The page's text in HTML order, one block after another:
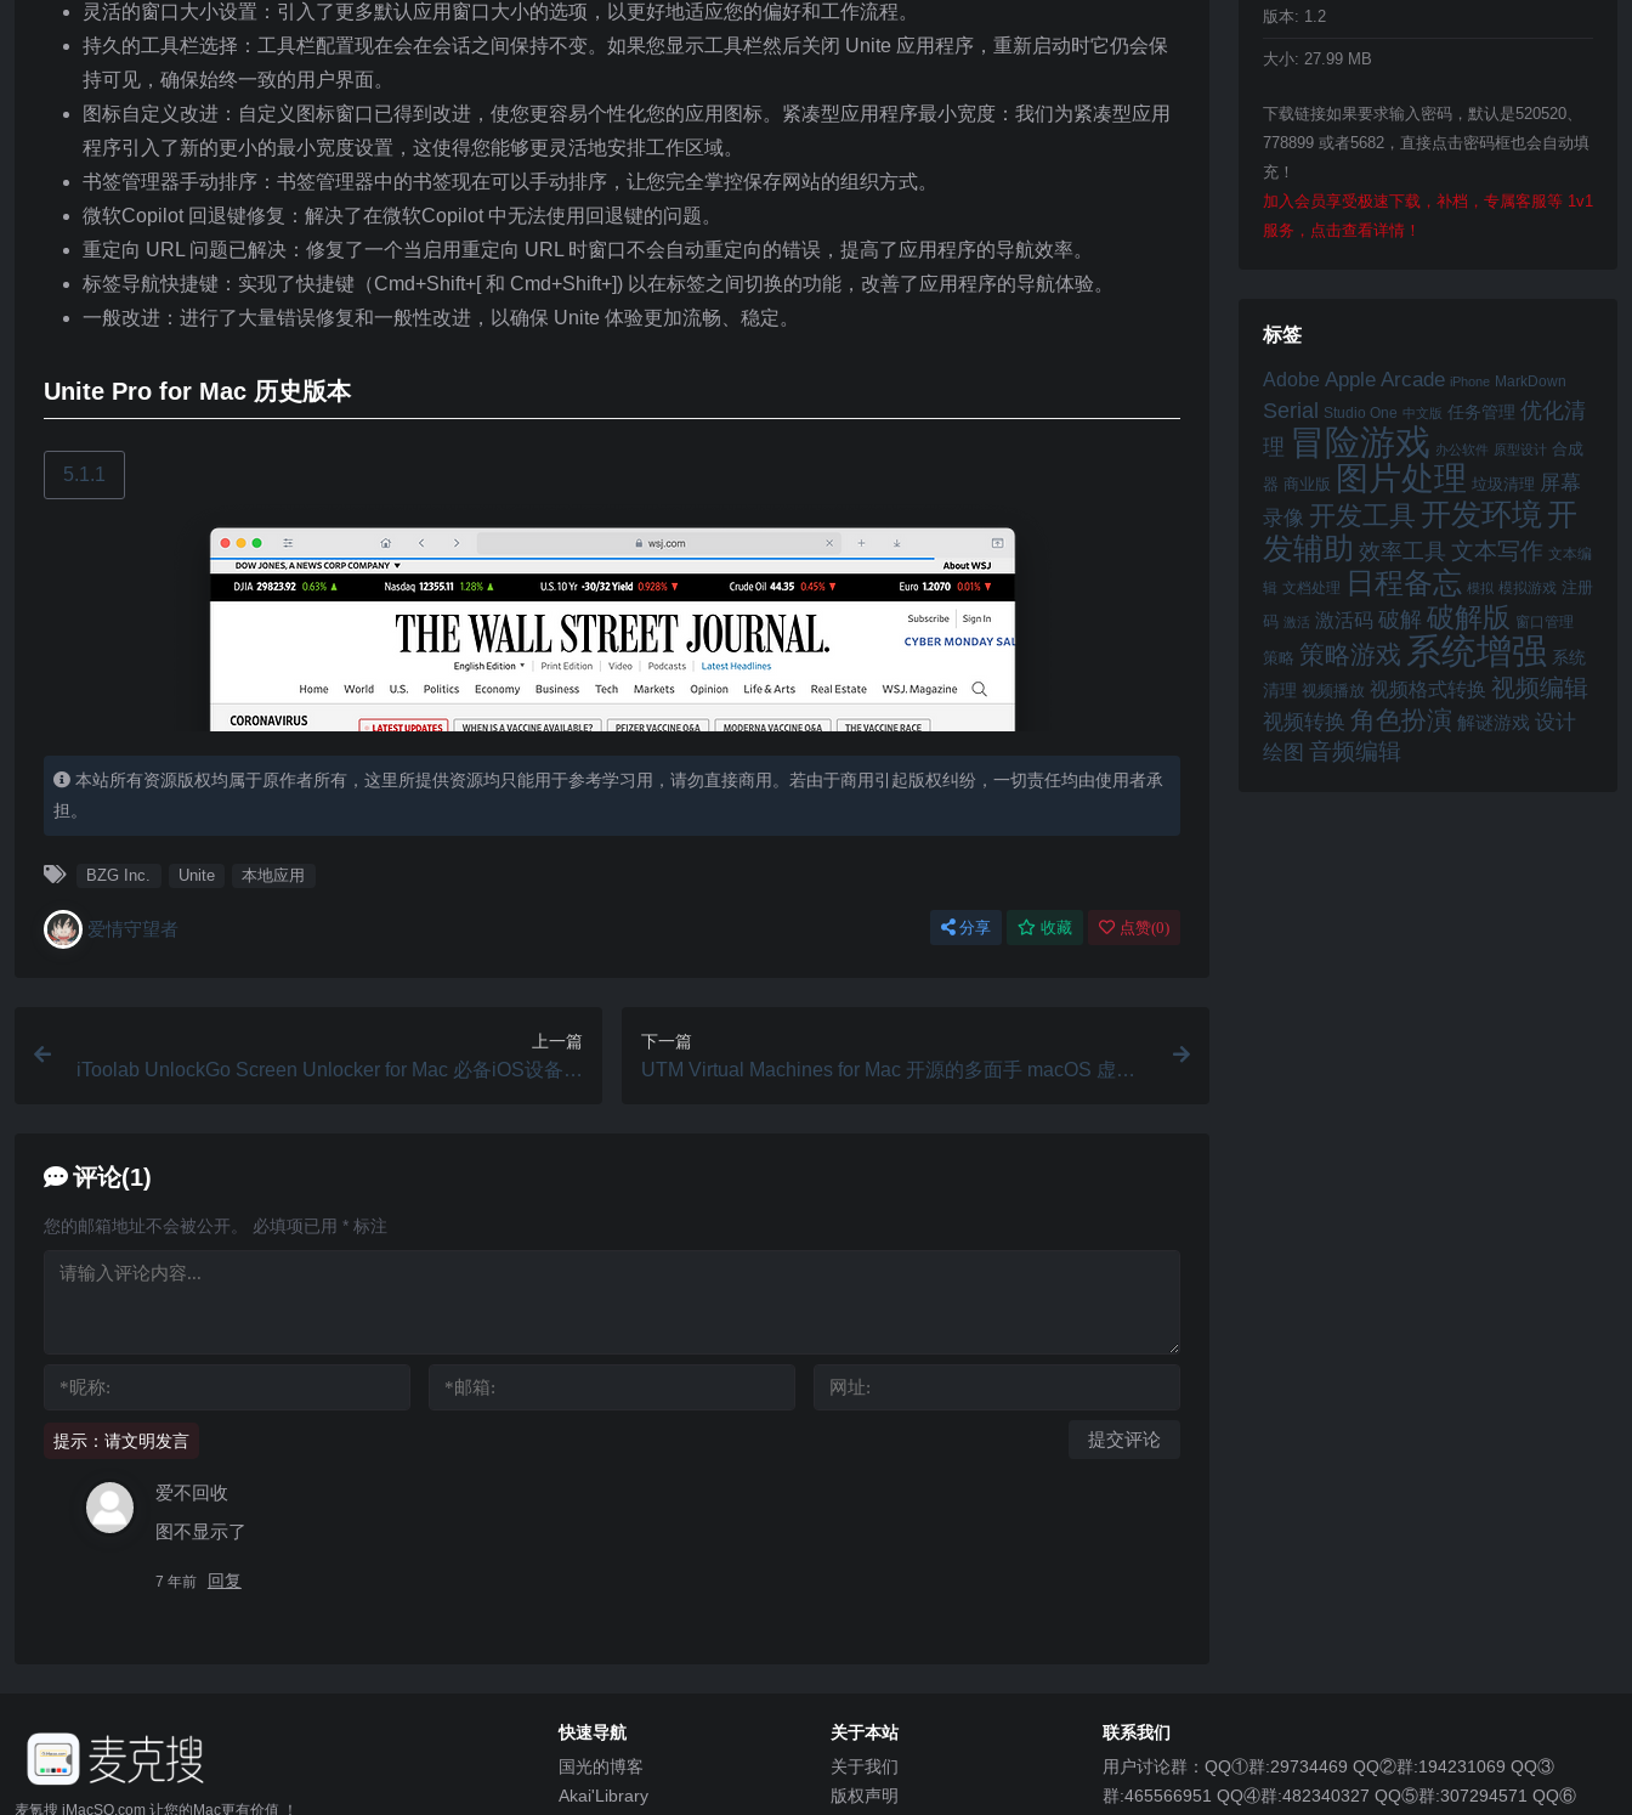
灵活的窗口大小设置：引入了更多默认应用窗口大小的选项，以更好地适应您的偏好和工作流程。
持久的工具栏选择：工具栏配置现在会在会话之间保持不变。如果您显示工具栏然后关闭 Unite 应用程序，重新启动时它仍会保
持可见，确保始终一致的用户界面。
图标自定义改进：自定义图标窗口已得到改进，使您更容易个性化您的应用图标。紧凑型应用程序最小宽度：我们为紧凑型应用
程序引入了新的更小的最小宽度设置，这使得您能够更灵活地安排工作区域。
书签管理器手动排序：书签管理器中的书签现在可以手动排序，让您完全掌控保存网站的组织方式。
微软Copilot 回退键修复：解决了在微软Copilot 中无法使用回退键的问题。
重定向 URL 问题已解决：修复了一个当启用重定向 URL 时窗口不会自动重定向的错误，提高了应用程序的导航效率。
标签导航快捷键：实现了快捷键（Cmd+Shift+[ 和 Cmd+Shift+]) 以在标签之间切换的功能，改善了应用程序的导航体验。
一般改进：进行了大量错误修复和一般性改进，以确保 Unite 体验更加流畅、稳定。
Unite Pro for Mac 历史版本
5.1.1
本站所有资源版权均属于原作者所有，这里所提供资源均只能用于参考学习用，请勿直接商用。若由于商用引起版权纠纷，一切责任均由使用者承
担。
BZG Inc. Unite 本地应用
爱情守望者 分享 收藏 点赞(0)
上一篇
iToolab UnlockGo Screen Unlocker for Mac 必备iOS设备解
下一篇
UTM Virtual Machines for Mac 开源的多面手 macOS 虚拟
评论(1)
提示：请文明发言
您的邮箱地址不会被公开。 必填项已用 * 标注
爱不回收
图不显示了
7 年前 回复
版本: 1.2
大小: 27.99 MB
下载链接如果要求输入密码，默认是520520、
778899 或者5682，直接点击密码框也会自动填
充！
加入会员享受极速下载，补档，专属客服等 1v1
服务，点击查看详情！
标签
Adobe Apple Arcade iPhone MarkDown
Serial Studio One 中文版 任务管理 优化清
理 冒险游戏 办公软件 原型设计 合成
器 商业版 图片处理 垃圾清理 屏幕
录像 开发工具 开发环境 开
发辅助 效率工具 文本写作 文本编
辑 文档处理 日程备忘 模拟 模拟游戏 注册
码 激活 激活码 破解 破解版 窗口管理
策略 策略游戏 系统增强 系统
清理 视频播放 视频格式转换 视频编辑
视频转换 角色扮演 解谜游戏 设计
绘图 音频编辑
麦氪搜 iMacSO.com 让您的Mac更有价值 ！
快速导航
国光的博客
Akai'Library
关于本站
关于我们
版权声明
联系我们
用户讨论群：QQ①群:29734469 QQ②群:194231069 QQ③
群:465566951 QQ④群:482340327 QQ⑤群:307294571 QQ⑥